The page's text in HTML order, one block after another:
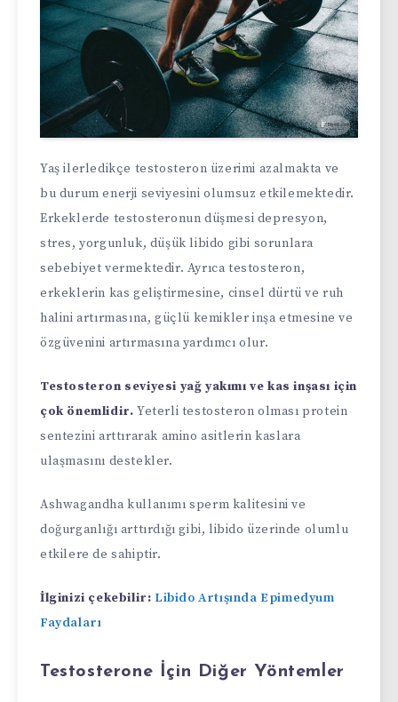
Yaş ilerledikçe testosteron üzerimi azalmakta ve
bu durum enerji seviyesini olumsuz etkilemektedir.
Erkeklerde testosteronun düşmesi depresyon,
stres, yorgunluk, düşük libido gibi sorunlara
sebebiyet vermektedir. Ayrıca testosteron,
erkeklerin kas geliştirmesine, cinsel dürtü ve ruh
halini artırmasına, güçlü kemikler inşa etmesine ve
özgüvenini artırmasına yardımcı olur.
Testosteron seviyesi yağ yakımı ve kas inşası için
çok önemlidir. Yeterli testosteron olması protein
sentezini arttırarak amino asitlerin kaslara
ulaşmasını destekler.
Ashwagandha kullanımı sperm kalitesini ve
doğurganlığı arttırdığı gibi, libido üzerinde olumlu
etkilere de sahiptir.
İlginizi çekebilir: Libido Artışında Epimedyum
Faydaları
Testosterone İçin Diğer Yöntemler